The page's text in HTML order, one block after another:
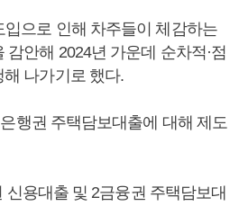
입으로 인해 차주들이 체감하는
감안해 2024년 가운데 순차적·점
나가기로 했다.
행권 주택담보대출에 대해 제도
신용대출 및 2금융권 주택담보대